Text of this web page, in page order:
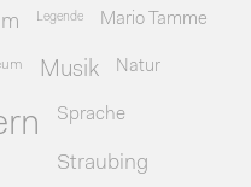
Legende Mario Tamme
Musik Natur
Sprache
Straubing